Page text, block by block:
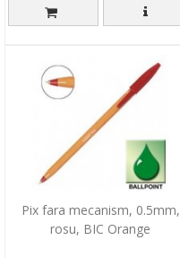
Pix fara mecanism, 0.5mm,
rosu, BIC Orange